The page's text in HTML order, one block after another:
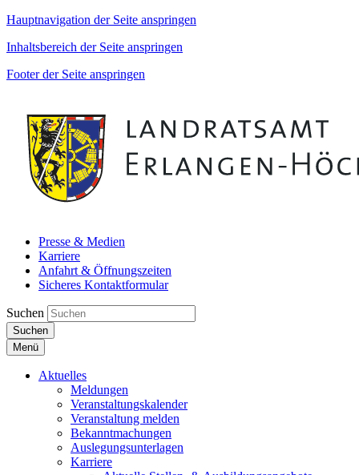
Hauptnavigation der Seite anspringen
Inhaltsbereich der Seite anspringen
Footer der Seite anspringen
Presse & Medien
Karriere
Anfahrt & Öffnungszeiten
Sicheres Kontaktformular
Suchen
Suchen
Menü
Aktuelles
Meldungen
Veranstaltungskalender
Veranstaltung melden
Bekanntmachungen
Auslegungsunterlagen
Karriere